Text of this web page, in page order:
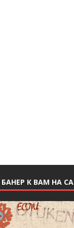
К ВАМ НА